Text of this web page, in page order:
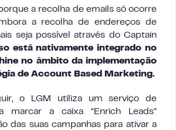
a recolha de emails só ocorre
a recolha de endereços de
seja possível através do Captain
está nativamente integrado no
no âmbito da implementação
de Account Based Marketing.
o LGM utiliza um serviço de
marcar a caixa “Enrich Leads”
das suas campanhas para ativar a